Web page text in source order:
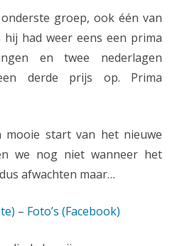
groep, ook één van
hij had weer eens een prima
en twee nederlagen
derde prijs op. Prima
mooie start van het nieuwe
we nog niet wanneer het
afwachten maar…
– Foto’s (Facebook)